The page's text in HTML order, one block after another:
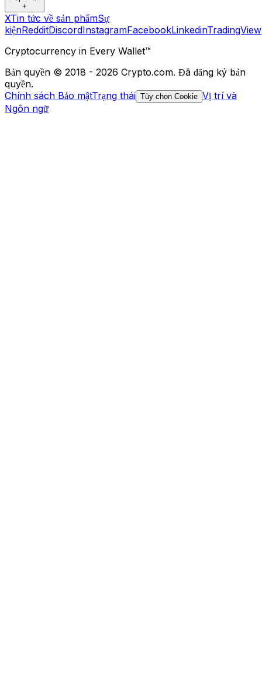
+
XTin tức về sản phẩmSự
kiệnRedditDiscordInstagramFacebookLinkedinTradingView
Cryptocurrency in Every Wallet™
Bản quyền © 2018 - 2026 Crypto.com. Đã đăng ký bản
quyền.
Chính sách Bảo mậtTrạng thái Tùy chọn Cookie Vị trí và
Ngôn ngữ